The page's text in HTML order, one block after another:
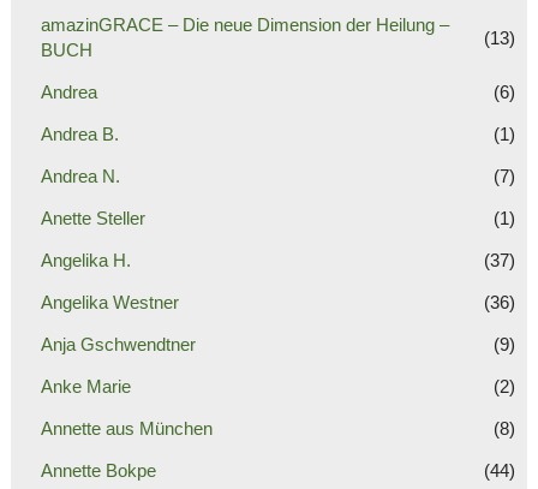
amazinGRACE – Die neue Dimension der Heilung –
BUCH
(13)
Andrea (6)
Andrea B. (1)
Andrea N. (7)
Anette Steller (1)
Angelika H. (37)
Angelika Westner (36)
Anja Gschwendtner (9)
Anke Marie (2)
Annette aus München (8)
Annette Bokpe (44)